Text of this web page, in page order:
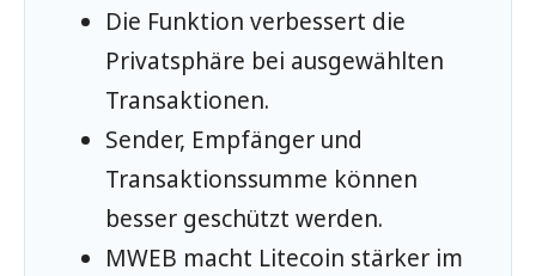
Die Funktion verbessert die
Privatsphäre bei ausgewählten
Transaktionen.
Sender, Empfänger und
Transaktionssumme können
besser geschützt werden.
MWEB macht Litecoin stärker im